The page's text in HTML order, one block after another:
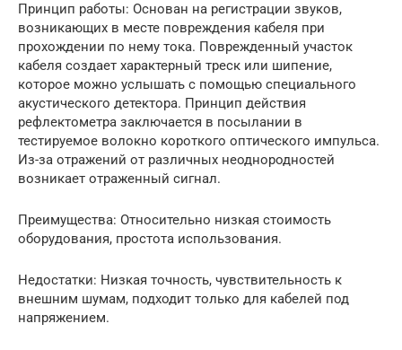
Принцип работы: Основан на регистрации звуков,
возникающих в месте повреждения кабеля при
прохождении по нему тока. Поврежденный участок
кабеля создает характерный треск или шипение,
которое можно услышать с помощью специального
акустического детектора. Принцип действия
рефлектометра заключается в посылании в
тестируемое волокно короткого оптического импульса.
Из-за отражений от различных неоднородностей
возникает отраженный сигнал.
Преимущества: Относительно низкая стоимость
оборудования, простота использования.
Недостатки: Низкая точность, чувствительность к
внешним шумам, подходит только для кабелей под
напряжением.